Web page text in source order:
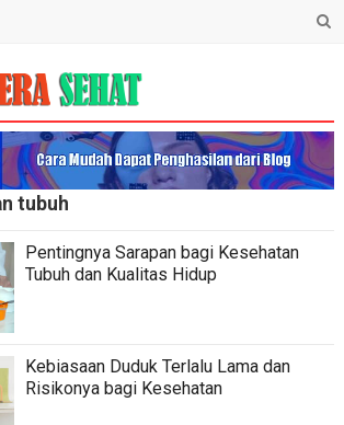
tubuh
Pentingnya Sarapan bagi Kesehatan
Tubuh dan Kualitas Hidup
Kebiasaan Duduk Terlalu Lama dan
Risikonya bagi Kesehatan